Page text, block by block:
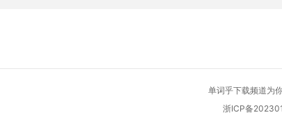
单词乎下载频道为
浙ICP备